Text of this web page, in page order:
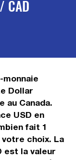
CAD
Dollar
au Canada.
USD en
fait 1
votre choix. La
est la valeur